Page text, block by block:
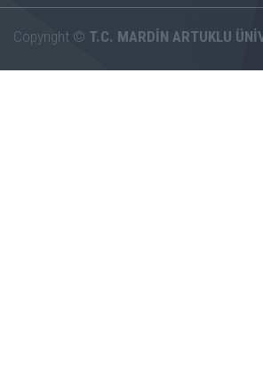
Copyright © T.C. MARDİN ARTUKLU